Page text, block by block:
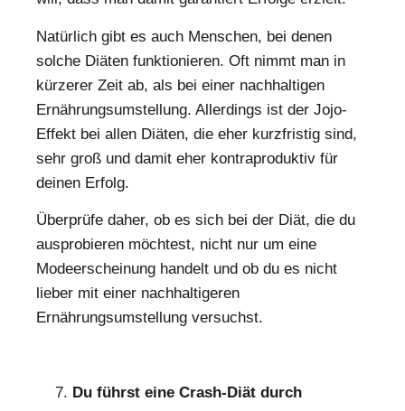
Natürlich gibt es auch Menschen, bei denen
solche Diäten funktionieren. Oft nimmt man in
kürzerer Zeit ab, als bei einer nachhaltigen
Ernährungsumstellung. Allerdings ist der Jojo-
Effekt bei allen Diäten, die eher kurzfristig sind,
sehr groß und damit eher kontraproduktiv für
deinen Erfolg.
Überprüfe daher, ob es sich bei der Diät, die du
ausprobieren möchtest, nicht nur um eine
Modeerscheinung handelt und ob du es nicht
lieber mit einer nachhaltigeren
Ernährungsumstellung versuchst.
Du führst eine Crash-Diät durch